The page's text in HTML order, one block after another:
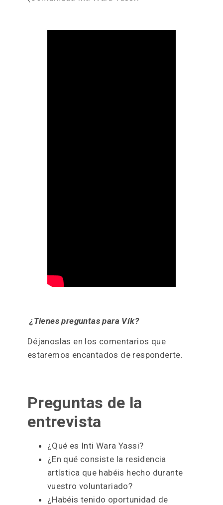
¿Tienes preguntas para Vík?
Déjanoslas en los comentarios que
estaremos encantados de responderte.
Preguntas de la
entrevista
¿Qué es Inti Wara Yassi?
¿En qué consiste la residencia
artística que habéis hecho durante
vuestro voluntariado?
¿Habéis tenido oportunidad de